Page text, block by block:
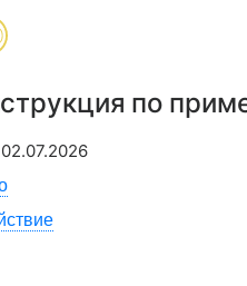
по
02.07.2026